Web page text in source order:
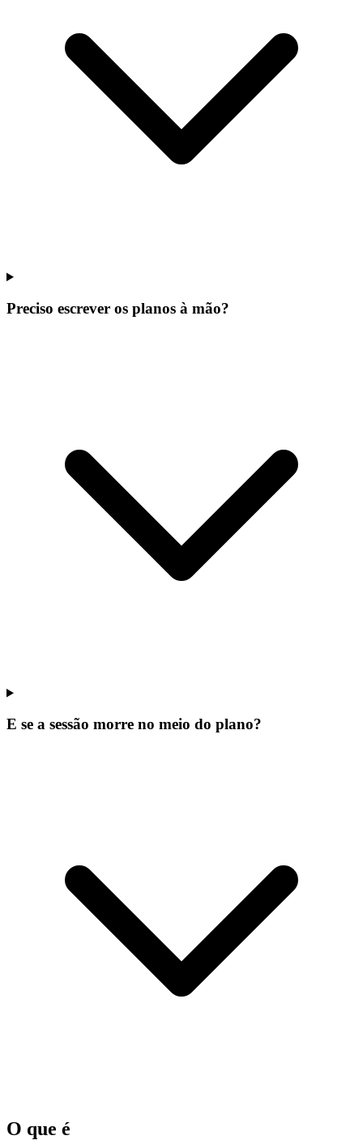
Preciso escrever os planos à mão?
E se a sessão morre no meio do plano?
O que é